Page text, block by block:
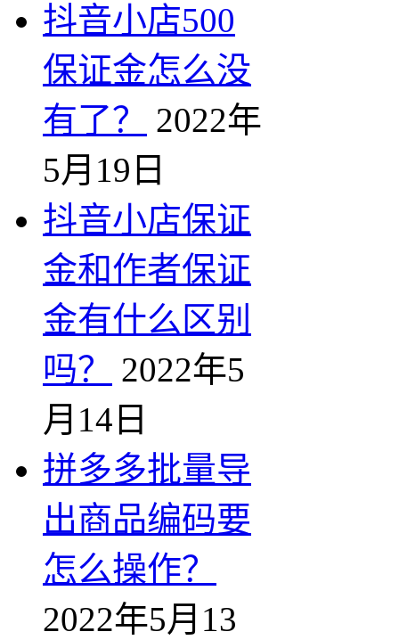
抖音小店500
保证金怎么没
有了？
2022年
5月19日
抖音小店保证
金和作者保证
金有什么区别
吗？
2022年5
月14日
拼多多批量导
出商品编码要
怎么操作？
2022年5月13